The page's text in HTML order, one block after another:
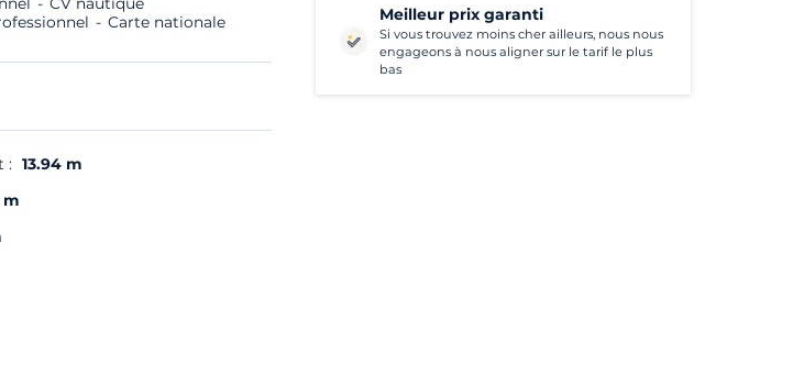
CV nautique
Carte nationale
: 13.94 m
m
Meilleur prix garanti
Si vous trouvez moins cher ailleurs, nous nous
engageons à nous aligner sur le tarif le plus
bas